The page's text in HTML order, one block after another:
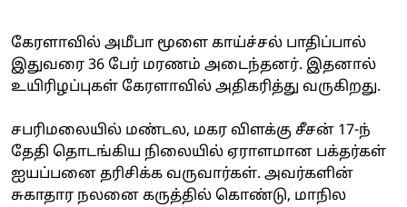
கேரளாவில் அமீபா மூளை காய்ச்சல் பாதிப்பால்
இதுவரை 36 பேர் மரணம் அடைந்தனர். இதனால்
உயிரிழப்புகள் கேரளாவில் அதிகரித்து வருகிறது.
சபரிமலையில் மண்டல, மகர விளக்கு சீசன் 17-ந்
தேதி தொடங்கிய நிலையில் ஏராளமான பக்தர்கள்
ஐயப்பனை தரிசிக்க வருவார்கள். அவர்களின்
சுகாதார நலனை கருத்தில் கொண்டு, மாநில